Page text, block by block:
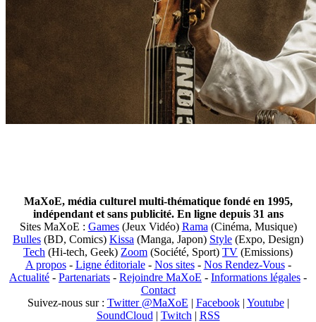
MaXoE, média culturel multi-thématique fondé en 1995,
indépendant et sans publicité. En ligne depuis 31 ans
Sites MaXoE : Games(Jeux Vidéo) Rama (Cinéma, Musique)
Bulles (BD, Comics) Kissa (Manga, Japon) Style (Expo, Design)
Tech (Hi-tech, Geek) Zoom (Société, Sport) TV (Emissions)
A propos- Ligne éditoriale- Nos sites- Nos Rendez-Vous-
Actualité - Partenariats - Rejoindre MaXoE - Informations légales -
Contact
Suivez-nous sur : Twitter @MaXoE | Facebook| Youtube|
SoundCloud | Twitch | RSS